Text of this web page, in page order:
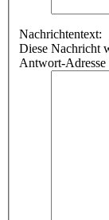
Nachrichtentext:
Diese Nachricht
Antwort-Adresse